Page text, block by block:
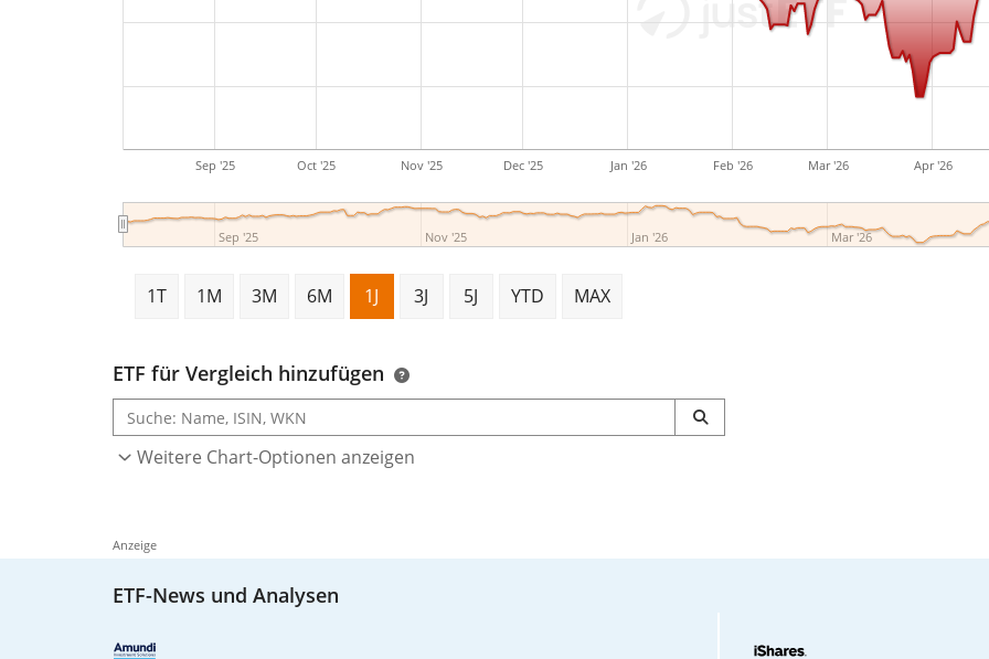
Sep '25 Oct '25 Nov '25 Dec '25 Jan '26 Feb '26 Mar '26 Apr '26
Sep '25 Nov '25 Jan '26 Mar '26
1T 1M 3M 6M 1J 3J 5J YTD MAX
ETF für Vergleich hinzufügen
Weitere Chart-Optionen anzeigen
Anzeige
ETF-News und Analysen